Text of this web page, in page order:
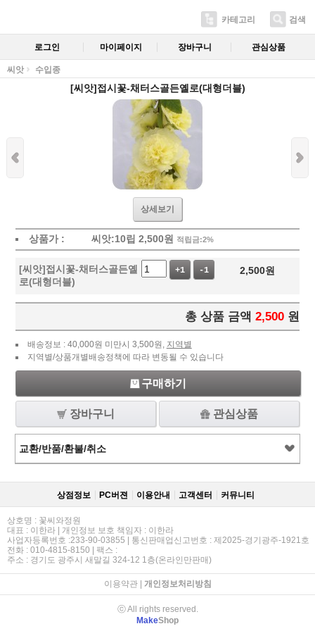
카테고리 검색
로그인 마이페이지 장바구니 관심상품
씨앗 수입종
[씨앗]접시꽃-채터스골든옐로(대형더블)
상세보기
상품가 : 씨앗:10립 2,500원 적립금:2%
[씨앗]접시꽃-채터스골든옐
로(대형더블)
+1 -1 2,500원
총 상품 금액 2,500 원
배송정보 : 40,000원 미만시 3,500원, 지역별
지역별/상품개별배송정책에 따라 변동될 수 있습니다
구매하기
장바구니 관심상품
교환/반품/환불/취소
상점정보 PC버젼 이용안내 고객센터 커뮤니티
상호명 : 꽃씨와정원
대표 : 이한라 | 개인정보 보호 책임자 : 이한라
사업자등록번호 :233-90-03855 | 통신판매업신고번호 : 제2025-경기광주-1921호
전화 : 010-4815-8150 | 팩스 :
주소 : 경기도 광주시 새말길 324-12 1층(온라인만판매)
이용약관| 개인정보처리방침
ⓒ All rights reserved.
MakeShop